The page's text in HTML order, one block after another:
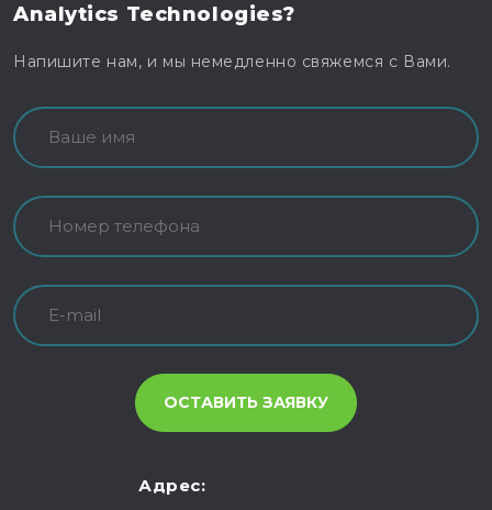
Analytics Technologies?
Напишите нам, и мы немедленно свяжемся с Вами.
Адрес: